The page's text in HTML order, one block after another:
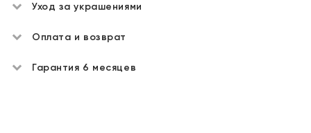
Уход за украшениями
Оплата и возврат
Гарантия 6 месяцев